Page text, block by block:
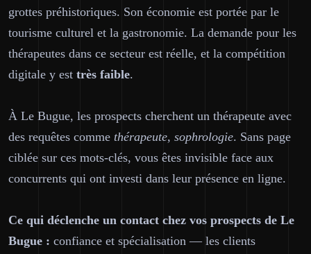
grottes préhistoriques. Son économie est portée par le
tourisme culturel et la gastronomie. La demande pour les
thérapeutes dans ce secteur est réelle, et la compétition
digitale y est très faible.
À Le Bugue, les prospects cherchent un thérapeute avec
des requêtes comme thérapeute, sophrologie. Sans page
ciblée sur ces mots-clés, vous êtes invisible face aux
concurrents qui ont investi dans leur présence en ligne.
Ce qui déclenche un contact chez vos prospects de Le
Bugue : confiance et spécialisation — les clients